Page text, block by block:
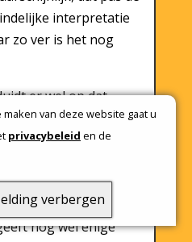
van deze website gaat u
privacybeleid en de
verbergen
interpretatie
zo ver is het nog
er wel op dat
in
erop kunnen
niet bevoegd
te
Het arrest
nog wel enige